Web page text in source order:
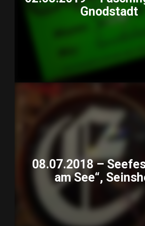
Gnodstadt
08.07.2018 –
am See“,